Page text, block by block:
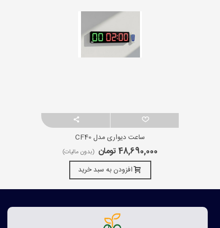
ساعت دیواری مدل CF40
48,690,000 تومان (بدون مالیات)
افزودن به سبد خرید